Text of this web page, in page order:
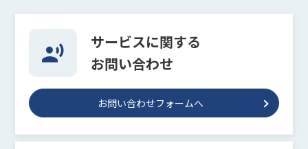
サービスに関する
お問い合わせ
お問い合わせフォームへ